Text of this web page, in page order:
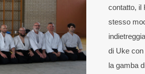
contatto, il
stesso
di Uke
la gamba